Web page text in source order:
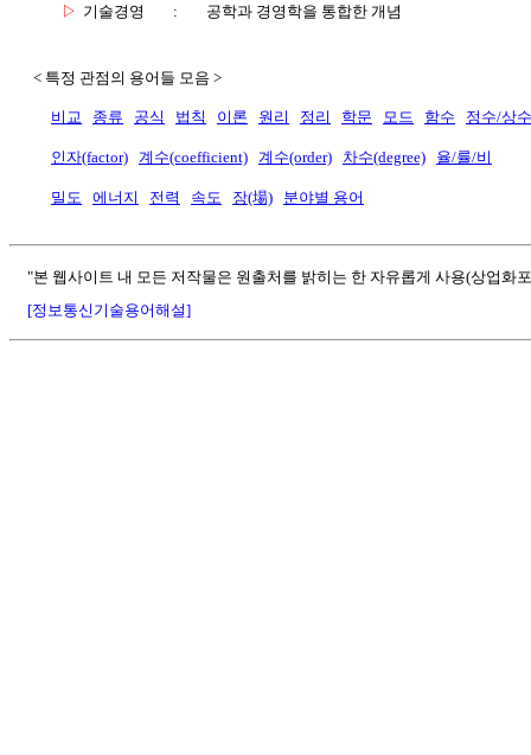
▷ 기술경영 : 공학과 경영학을 통합한 개념
< 특정 관점의 용어들 모음 >
비교 종류 공식 법칙 이론 원리 정리 학문 모드 함수 정수/상수
인자(factor) 계수(coefficient) 계수(order) 차수(degree) 율/률/비
밀도 에너지 전력 속도 장(場) 분야별 용어
"본 웹사이트 내 모든 저작물은 원출처를 밝히는 한 자유롭게 사용(상업화
[정보통신기술용어해설]